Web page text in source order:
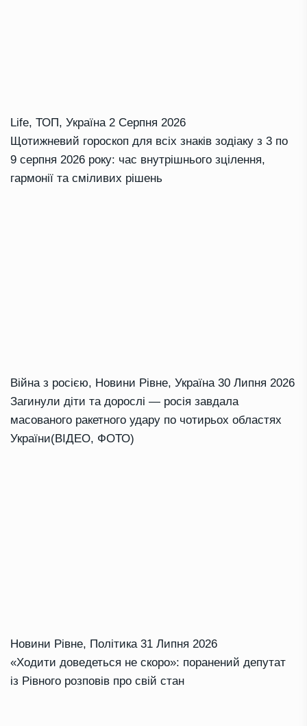
Life, ТОП, Україна 2 Серпня 2026
Щотижневий гороскоп для всіх знаків зодіаку з 3 по
9 серпня 2026 року: час внутрішнього зцілення,
гармонії та сміливих рішень
Війна з росією, Новини Рівне, Україна 30 Липня 2026
Загинули діти та дорослі — росія завдала
масованого ракетного удару по чотирьох областях
України(ВІДЕО, ФОТО)
Новини Рівне, Політика 31 Липня 2026
«Ходити доведеться не скоро»: поранений депутат
із Рівного розповів про свій стан